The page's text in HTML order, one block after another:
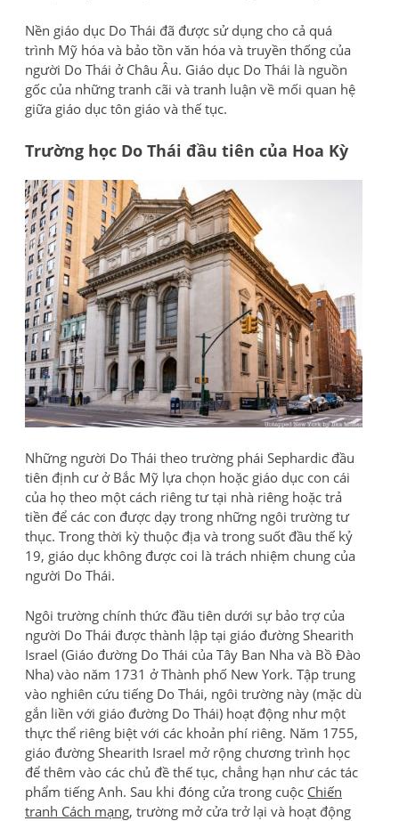
Nền giáo dục Do Thái đã được sử dụng cho cả quá
trình Mỹ hóa và bảo tồn văn hóa và truyền thống của
người Do Thái ở Châu Âu. Giáo dục Do Thái là nguồn
gốc của những tranh cãi và tranh luận về mối quan hệ
giữa giáo dục tôn giáo và thế tục.
Trường học Do Thái đầu tiên của Hoa Kỳ
Những người Do Thái theo trường phái Sephardic đầu
tiên định cư ở Bắc Mỹ lựa chọn hoặc giáo dục con cái
của họ theo một cách riêng tư tại nhà riêng hoặc trả
tiền để các con được dạy trong những ngôi trường tư
thục. Trong thời kỳ thuộc địa và trong suốt đầu thế kỷ
19, giáo dục không được coi là trách nhiệm chung của
người Do Thái.
Ngôi trường chính thức đầu tiên dưới sự bảo trợ của
người Do Thái được thành lập tại giáo đường Shearith
Israel (Giáo đường Do Thái của Tây Ban Nha và Bồ Đào
Nha) vào năm 1731 ở Thành phố New York. Tập trung
vào nghiên cứu tiếng Do Thái, ngôi trường này (mặc dù
gắn liền với giáo đường Do Thái) hoạt động như một
thực thể riêng biệt với các khoản phí riêng. Năm 1755,
giáo đường Shearith Israel mở rộng chương trình học
để thêm vào các chủ đề thế tục, chẳng hạn như các tác
phẩm tiếng Anh. Sau khi đóng cửa trong cuộc Chiến
tranh Cách mạng, trường mở cửa trở lại và hoạt động